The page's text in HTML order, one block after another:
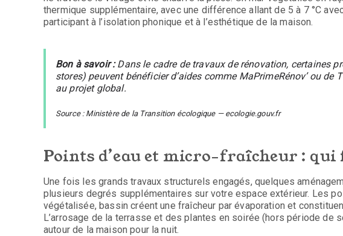
thermique supplémentaire, avec une différence allant de 5 à 7 °C
participant à l’isolation phonique et à l’esthétique de la maison.
Bon à savoir :Dans le cadre de travaux de rénovation, certaines
stores) peuvent bénéficier d’aides comme MaPrimeRénov’ ou de
au projet global.
Source : Ministère de la Transition écologique — ecologie.gouv.fr
Points d’eau et micro-fraîcheur :
Une fois les grands travaux structurels engagés, quelques
plusieurs degrés supplémentaires sur votre espace extérieur. Les
végétalisée, bassin créent une fraîcheur par évaporation et
L’arrosage de la terrasse et des plantes en soirée (hors période de
autour de la maison pour la nuit.